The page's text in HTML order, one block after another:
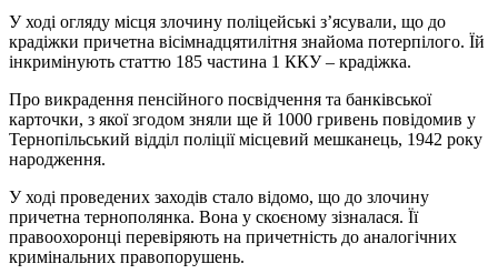
У ході огляду місця злочину поліцейські з’ясували, що до
крадіжки причетна вісімнадцятилітня знайома потерпілого. Їй
інкримінують статтю 185 частина 1 ККУ – крадіжка.
Про викрадення пенсійного посвідчення та банківської
карточки, з якої згодом зняли ще й 1000 гривень повідомив у
Тернопільський відділ поліції місцевий мешканець, 1942 року
народження.
У ході проведених заходів стало відомо, що до злочину
причетна тернополянка. Вона у скоєному зізналася. Її
правоохоронці перевіряють на причетність до аналогічних
кримінальних правопорушень.